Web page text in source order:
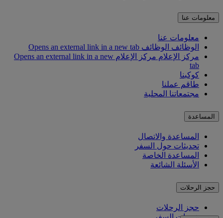
معلومات عنا
معلومات عنا
الوظائف الوظائف Opens an external link in a new tab
مركز الإعلام
مركز الإعلام Opens an external link in a new
tab
كوكبنا
طاقم عملنا
مجتمعاتنا المحلية
المساعدة
المساعدة والاتصال
تحديثات حول السفر
المساعدة الخاصة
الأسئلة الشائعة
حجز الرحلات
حجز الرحلات